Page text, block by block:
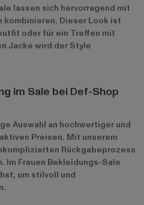
lassen sich hervorragend mit
kombinieren. Dieser Look ist
oder für ein Treffen mit
Jacke wird der Style
im Sale bei Def-Shop
Auswahl an hochwertiger und
Preisen. Mit unserem
Rückgabeprozess
Im Frauen Bekleidungs-Sale
um stilvoll und